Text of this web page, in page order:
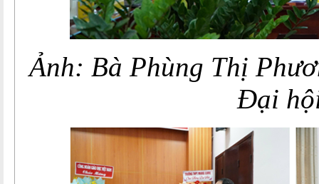
Ảnh: Bà Phùng Thị
Đại